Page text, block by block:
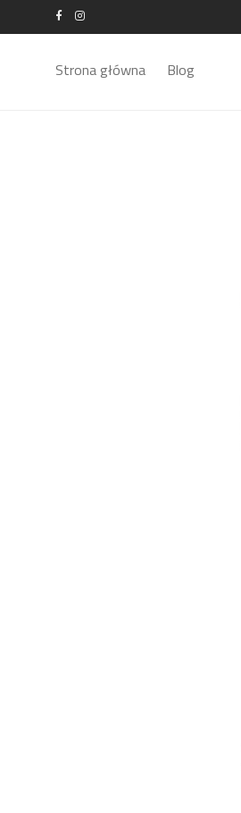
Strona główna Blog